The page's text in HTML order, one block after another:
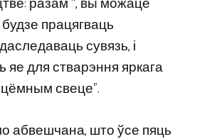
працягваць
сувязь, і
для стварэння яркага
свеце”.
абвешчана, што ўсе пяць